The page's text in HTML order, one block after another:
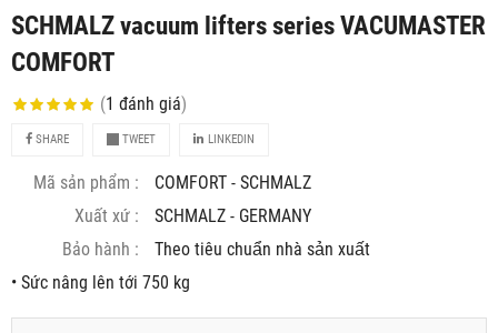
SCHMALZ vacuum lifters series VACUMASTER
COMFORT
(1 đánh giá)
SHARE TWEET LINKEDIN
Mã sản phẩm :
COMFORT - SCHMALZ
Xuất xứ :
SCHMALZ - GERMANY
Bảo hành :
Theo tiêu chuẩn nhà sản xuất
• Sức nâng lên tới 750 kg